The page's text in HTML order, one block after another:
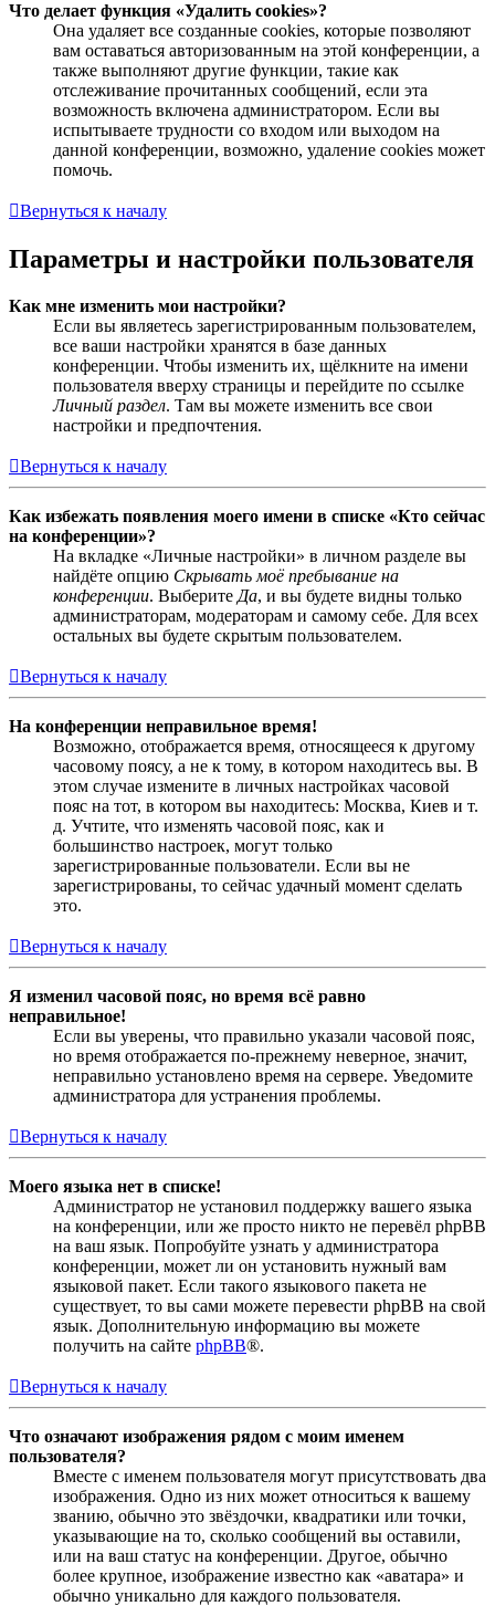
Что делает функция «Удалить cookies»?
Она удаляет все созданные cookies, которые позволяют
вам оставаться авторизованным на этой конференции, а
также выполняют другие функции, такие как
отслеживание прочитанных сообщений, если эта
возможность включена администратором. Если вы
испытываете трудности со входом или выходом на
данной конференции, возможно, удаление cookies может
помочь.
Вернуться к началу
Параметры и настройки пользователя
Как мне изменить мои настройки?
Если вы являетесь зарегистрированным пользователем,
все ваши настройки хранятся в базе данных
конференции. Чтобы изменить их, щёлкните на имени
пользователя вверху страницы и перейдите по ссылке
Личный раздел. Там вы можете изменить все свои
настройки и предпочтения.
Вернуться к началу
Как избежать появления моего имени в списке «Кто сейчас
на конференции»?
На вкладке «Личные настройки» в личном разделе вы
найдёте опцию Скрывать моё пребывание на
конференции. Выберите Да, и вы будете видны только
администраторам, модераторам и самому себе. Для всех
остальных вы будете скрытым пользователем.
Вернуться к началу
На конференции неправильное время!
Возможно, отображается время, относящееся к другому
часовому поясу, а не к тому, в котором находитесь вы. В
этом случае измените в личных настройках часовой
пояс на тот, в котором вы находитесь: Москва, Киев и т.
д. Учтите, что изменять часовой пояс, как и
большинство настроек, могут только
зарегистрированные пользователи. Если вы не
зарегистрированы, то сейчас удачный момент сделать
это.
Вернуться к началу
Я изменил часовой пояс, но время всё равно
неправильное!
Если вы уверены, что правильно указали часовой пояс,
но время отображается по-прежнему неверное, значит,
неправильно установлено время на сервере. Уведомите
администратора для устранения проблемы.
Вернуться к началу
Моего языка нет в списке!
Администратор не установил поддержку вашего языка
на конференции, или же просто никто не перевёл phpBB
на ваш язык. Попробуйте узнать у администратора
конференции, может ли он установить нужный вам
языковой пакет. Если такого языкового пакета не
существует, то вы сами можете перевести phpBB на свой
язык. Дополнительную информацию вы можете
получить на сайте phpBB®.
Вернуться к началу
Что означают изображения рядом с моим именем
пользователя?
Вместе с именем пользователя могут присутствовать два
изображения. Одно из них может относиться к вашему
званию, обычно это звёздочки, квадратики или точки,
указывающие на то, сколько сообщений вы оставили,
или на ваш статус на конференции. Другое, обычно
более крупное, изображение известно как «аватара» и
обычно уникально для каждого пользователя.